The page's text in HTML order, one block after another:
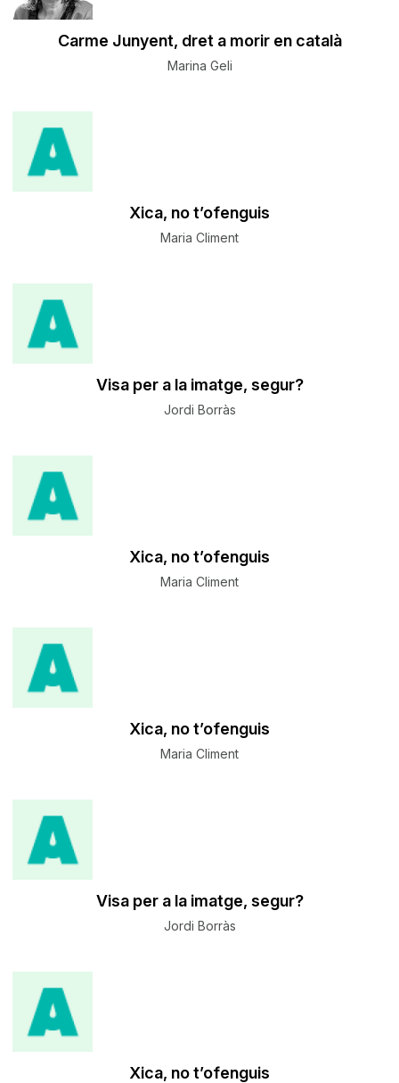
Carme Junyent, dret a morir en català
Marina Geli
Xica, no t’ofenguis
Maria Climent
Visa per a la imatge, segur?
Jordi Borràs
Xica, no t’ofenguis
Maria Climent
Xica, no t’ofenguis
Maria Climent
Visa per a la imatge, segur?
Jordi Borràs
Xica, no t’ofenguis